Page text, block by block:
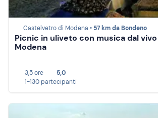
Castelvetro di Modena • 57 km da Bondeno
Picnic in uliveto con musica dal
Modena
3,5 ore
5,0
1-130 partecipanti